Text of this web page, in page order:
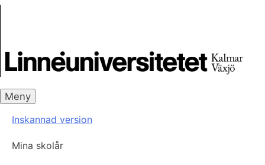
Meny
Inskannad version
Mina skolår